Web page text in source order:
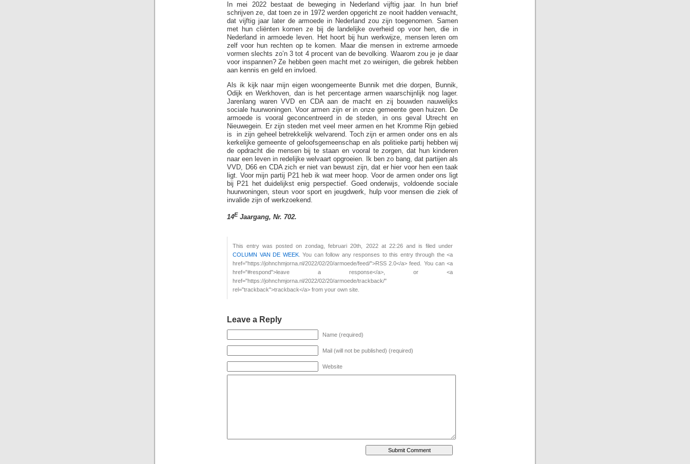
In mei 2022 bestaat de beweging in Nederland vijftig jaar. In hun brief
schrijven ze, dat toen ze in 1972 werden opgericht ze nooit hadden verwacht,
dat vijftig jaar later de armoede in Nederland zou zijn toegenomen. Samen
met hun cliënten komen ze bij de landelijke overheid op voor hen, die in
Nederland in armoede leven. Het hoort bij hun werkwijze, mensen leren om
zelf voor hun rechten op te komen. Maar die mensen in extreme armoede
vormen slechts zo’n 3 tot 4 procent van de bevolking. Waarom zou je je daar
voor inspannen? Ze hebben geen macht met zo weinigen, die gebrek hebben
aan kennis en geld en invloed.
Als ik kijk naar mijn eigen woongemeente Bunnik met drie dorpen, Bunnik,
Odijk en Werkhoven, dan is het percentage armen waarschijnlijk nog lager.
Jarenlang waren VVD en CDA aan de macht en zij bouwden nauwelijks
sociale huurwoningen. Voor armen zijn er in onze gemeente geen huizen. De
armoede is vooral geconcentreerd in de steden, in ons geval Utrecht en
Nieuwegein. Er zijn steden met veel meer armen en het Kromme Rijn gebied
is in zijn geheel betrekkelijk welvarend. Toch zijn er armen onder ons en als
kerkelijke gemeente of geloofsgemeenschap en als politieke partij hebben wij
de opdracht die mensen bij te staan en vooral te zorgen, dat hun kinderen
naar een leven in redelijke welvaart opgroeien. Ik ben zo bang, dat partijen als
VVD, D66 en CDA zich er niet van bewust zijn, dat er hier voor hen een taak
ligt. Voor mijn partij P21 heb ik wat meer hoop. Voor de armen onder ons ligt
bij P21 het duidelijkst enig perspectief. Goed onderwijs, voldoende sociale
huurwoningen, steun voor sport en jeugdwerk, hulp voor mensen die ziek of
invalide zijn of werkzoekend.
14E Jaargang, Nr. 702.
This entry was posted on zondag, februari 20th, 2022 at 22:26 and is filed under
COLUMN VAN DE WEEK. You can follow any responses to this entry through the <a
href="https://johnchmjorna.nl/2022/02/20/armoede/feed/">RSS 2.0</a> feed. You can <a
href="#respond">leave a response</a>, or <a
href="https://johnchmjorna.nl/2022/02/20/armoede/trackback/"
rel="trackback">trackback</a> from your own site.
Leave a Reply
Name (required)
Mail (will not be published) (required)
Website